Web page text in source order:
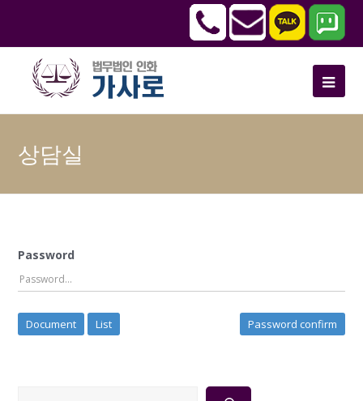
상담실
Password
Document List Password confirm